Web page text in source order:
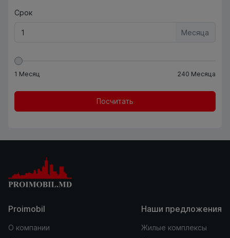
Срок
Месяца
1 Месяц 240 Месяца
Посчитать
Proimobil
О компании
Наши предложения
Жилые комплексы